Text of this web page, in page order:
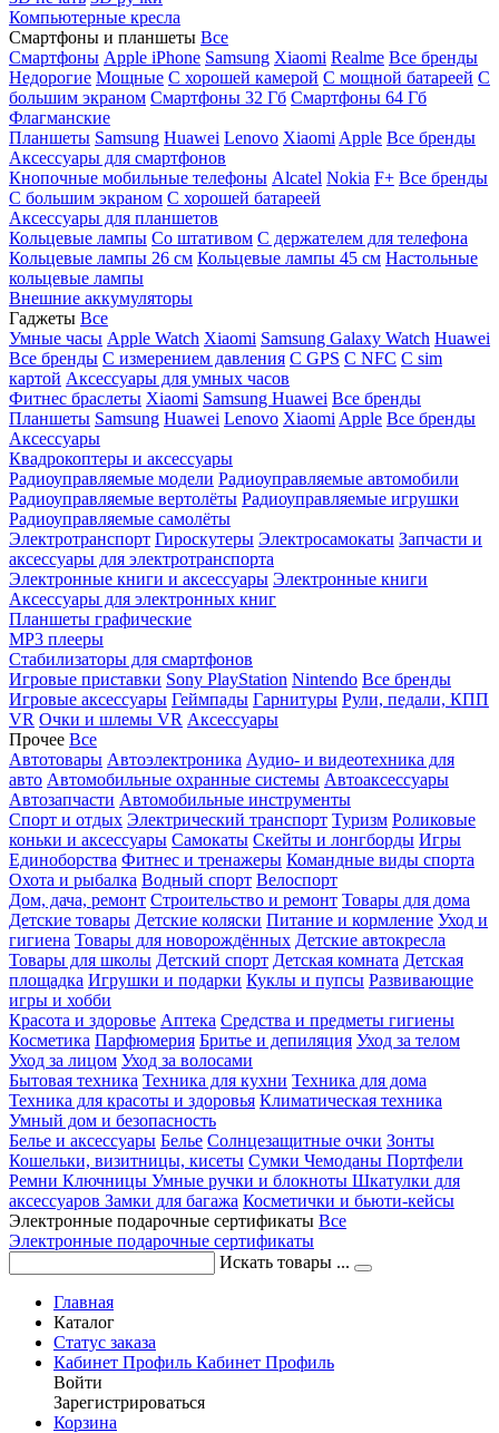
Компьютерные кресла
Смартфоны и планшеты Все
Смартфоны Apple iPhone Samsung Xiaomi Realme Все бренды
Недорогие Мощные С хорошей камерой С мощной батареей С
большим экраном Смартфоны 32 Гб Смартфоны 64 Гб
Флагманские
Планшеты Samsung Huawei Lenovo Xiaomi Apple Все бренды
Аксессуары для смартфонов
Кнопочные мобильные телефоны Alcatel Nokia F+ Все бренды
С большим экраном С хорошей батареей
Аксессуары для планшетов
Кольцевые лампы Со штативом C держателем для телефона
Кольцевые лампы 26 см Кольцевые лампы 45 см Настольные
кольцевые лампы
Внешние аккумуляторы
Гаджеты Все
Умные часы Apple Watch Xiaomi Samsung Galaxy Watch Huawei
Все бренды C измерением давления C GPS C NFC C sim
картой Аксессуары для умных часов
Фитнес браслеты Xiaomi Samsung Huawei Все бренды
Планшеты Samsung Huawei Lenovo Xiaomi Apple Все бренды
Аксессуары
Квадрокоптеры и аксессуары
Радиоуправляемые модели Радиоуправляемые автомобили
Радиоуправляемые вертолёты Радиоуправляемые игрушки
Радиоуправляемые самолёты
Электротранспорт Гироскутеры Электросамокаты Запчасти и
аксессуары для электротранспорта
Электронные книги и аксессуары Электронные книги
Аксессуары для электронных книг
Планшеты графические
MP3 плееры
Стабилизаторы для смартфонов
Игровые приставки Sony PlayStation Nintendo Все бренды
Игровые аксессуары Геймпады Гарнитуры Рули, педали, КПП
VR Очки и шлемы VR Аксессуары
Прочее Все
Автотовары Автоэлектроника Аудио- и видеотехника для
авто Автомобильные охранные системы Автоаксессуары
Автозапчасти Автомобильные инструменты
Спорт и отдых Электрический транспорт Туризм Роликовые
коньки и аксессуары Самокаты Скейты и лонгборды Игры
Единоборства Фитнес и тренажеры Командные виды спорта
Охота и рыбалка Водный спорт Велоспорт
Дом, дача, ремонт Строительство и ремонт Товары для дома
Детские товары Детские коляски Питание и кормление Уход и
гигиена Товары для новорождённых Детские автокресла
Товары для школы Детский спорт Детская комната Детская
площадка Игрушки и подарки Куклы и пупсы Развивающие
игры и хобби
Красота и здоровье Аптека Средства и предметы гигиены
Косметика Парфюмерия Бритье и депиляция Уход за телом
Уход за лицом Уход за волосами
Бытовая техника Техника для кухни Техника для дома
Техника для красоты и здоровья Климатическая техника
Умный дом и безопасность
Белье и аксессуары Белье Солнцезащитные очки Зонты
Кошельки, визитницы, кисеты Сумки Чемоданы Портфели
Ремни Ключницы Умные ручки и блокноты Шкатулки для
аксессуаров Замки для багажа Косметички и бьюти-кейсы
Электронные подарочные сертификаты Все
Электронные подарочные сертификаты
Искать товары ...
Главная
Каталог
Статус заказа
Кабинет Профиль Кабинет Профиль
Войти
Зарегистрироваться
Корзина